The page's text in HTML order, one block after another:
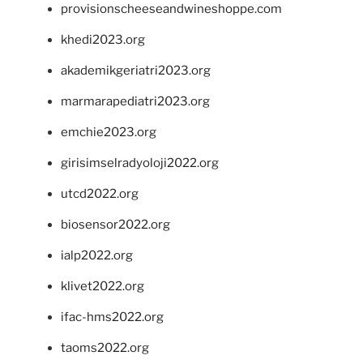
provisionscheeseandwineshoppe.com
khedi2023.org
akademikgeriatri2023.org
marmarapediatri2023.org
emchie2023.org
girisimselradyoloji2022.org
utcd2022.org
biosensor2022.org
ialp2022.org
klivet2022.org
ifac-hms2022.org
taoms2022.org